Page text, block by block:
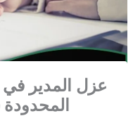
عزل المدير في
المحدودة